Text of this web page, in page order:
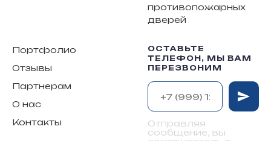
противопожарных
дверей
Портфолио
Отзывы
Партнерам
О нас
Контакты
ОСТАВЬТЕ
ТЕЛЕФОН, МЫ ВАМ
ПЕРЕЗВОНИМ
Отправляя
сообщение, вы